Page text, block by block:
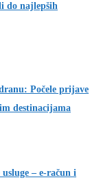
do najlepših
Počele prijave
destinacijama
– e-račun i